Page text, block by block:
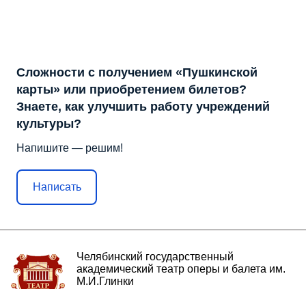
Сложности с получением «Пушкинской
карты» или приобретением билетов?
Знаете, как улучшить работу учреждений
культуры?
Напишите — решим!
Написать
Челябинский государственный
академический театр оперы и балета им.
М.И.Глинки